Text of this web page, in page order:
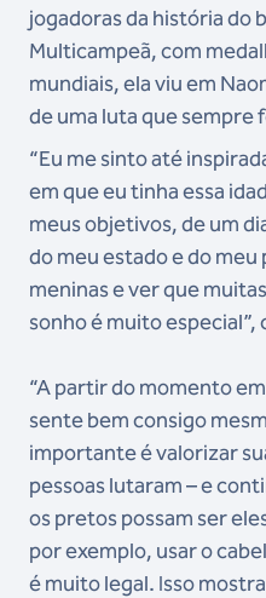
jogadoras da história do
Multicampeã, com
mundiais, ela viu em
de uma luta que sempre
“Eu me sinto até
em que eu tinha essa
meus objetivos, de um
do meu estado e do meu
meninas e ver que
sonho é muito
“A partir do momento
sente bem consigo
importante é valorizar
pessoas lutaram – e
os pretos possam ser
por exemplo, usar o
é muito legal. Isso